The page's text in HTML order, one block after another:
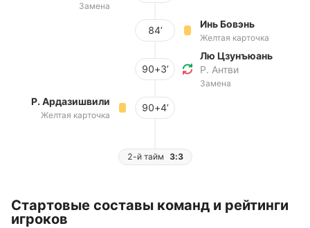
Замена
84’
Инь Бовэнь
Желтая карточка
90+3’
Лю Цзунъюань
Р. Антви
Замена
Р. Ардазишвили
Желтая карточка
90+4’
2-й тайм 3:3
Стартовые составы команд и рейтинги
игроков